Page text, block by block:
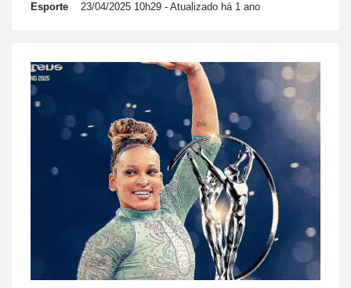
Esporte 23/04/2025 10h29 - Atualizado há 1 ano